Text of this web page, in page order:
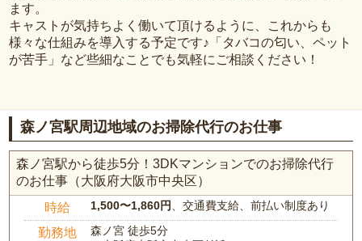
ます。
キャストが気持ちよく働いて頂けるように、これからも
様々な仕組みを導入する予定です♪「タバコの匂い、ペット
が苦手」など些細なことでも気軽にご相談ください！
森ノ宮駅周辺地域のお掃除代行のお仕事
森ノ宮駅から徒歩5分！3DKマンションでのお掃除代行
のお仕事（大阪府大阪市中央区）
時給 1,500〜1,860円、交通費支給、前払い制度あり
勤務地
森ノ宮 徒歩5分